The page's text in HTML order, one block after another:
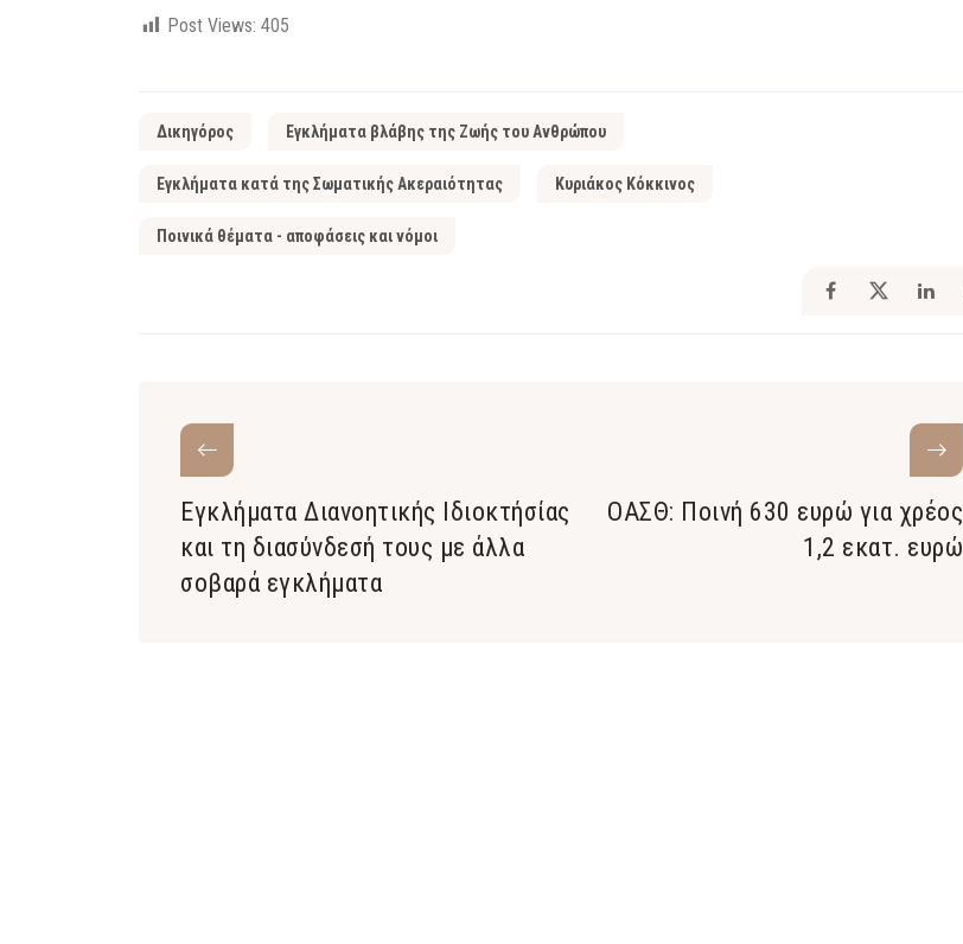
Post Views: 405
Δικηγόρος Εγκλήματα βλάβης της Ζωής του Ανθρώπου
Εγκλήματα κατά της Σωματικής Ακεραιότητας Κυριάκος Κόκκινος
Ποινικά θέματα - αποφάσεις και νόμοι
Εγκλήματα Διανοητικής Ιδιοκτήσίας
και τη διασύνδεσή τους με άλλα
σοβαρά εγκλήματα
ΟΑΣΘ: Ποινή 630 ευρώ για χρέος
1,2 εκατ. ευρώ